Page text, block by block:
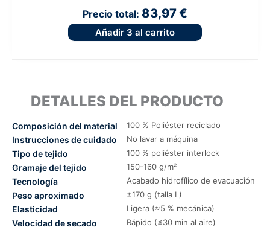
Precio total: 83,97 €
Añadir 3 al carrito
DETALLES DEL PRODUCTO
Composición del material 100 % Poliéster reciclado
Instrucciones de cuidado No lavar a máquina
Tipo de tejido 100 % poliéster interlock
Gramaje del tejido 150-160 g/m²
Tecnología Acabado hidrofílico de evacuación
Peso aproximado ±170 g (talla L)
Elasticidad Ligera (≈5 % mecánica)
Velocidad de secado Rápido (≤30 min al aire)